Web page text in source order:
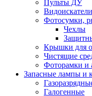
Пульты ДУ
Видоискатели
Фотосумки,
Чехлы
Крышки для
Чистящие
Фоторамки и
Запасные лампы и
Галогенные